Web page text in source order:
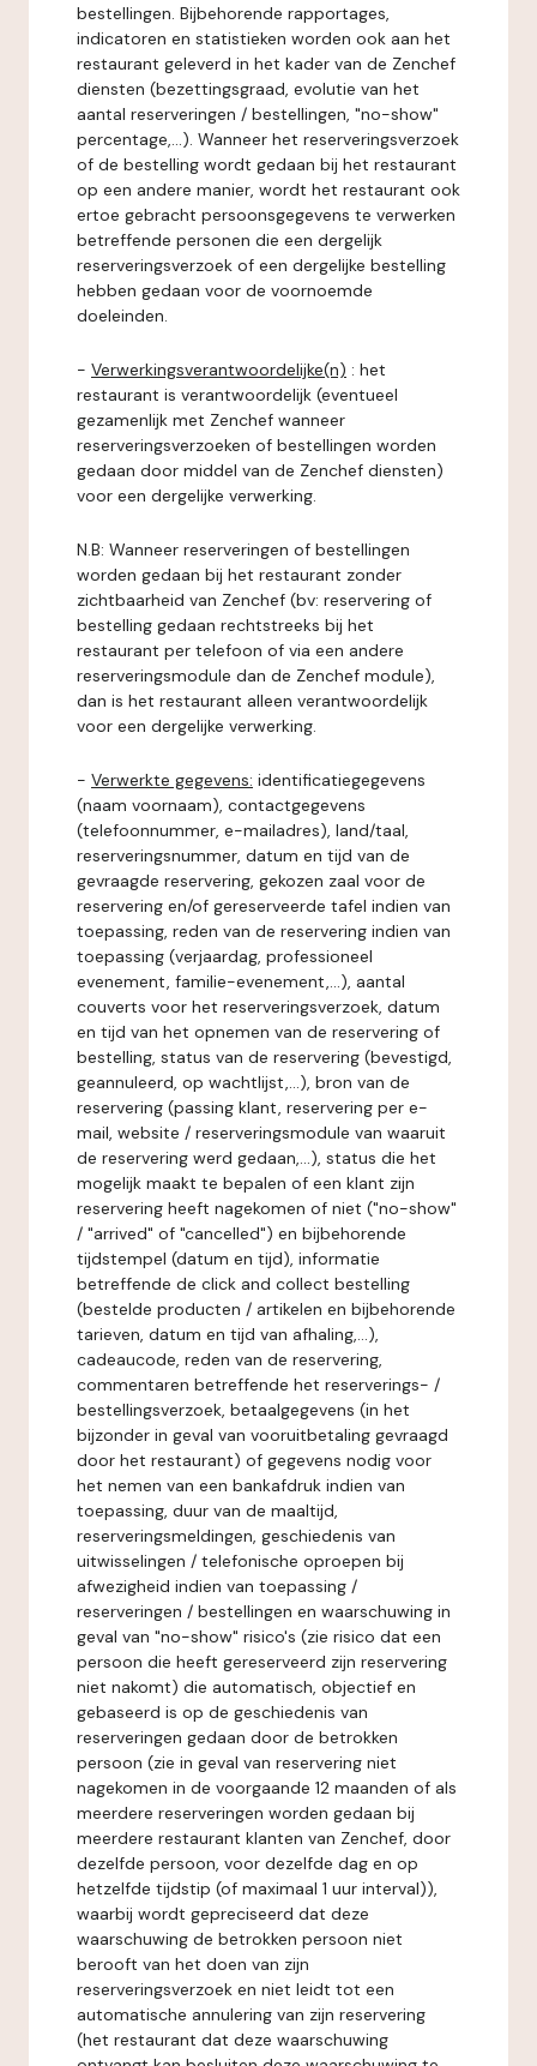
bestellingen. Bijbehorende rapportages,
indicatoren en statistieken worden ook aan het
restaurant geleverd in het kader van de Zenchef
diensten (bezettingsgraad, evolutie van het
aantal reserveringen / bestellingen, "no-show"
percentage,...). Wanneer het reserveringsverzoek
of de bestelling wordt gedaan bij het restaurant
op een andere manier, wordt het restaurant ook
ertoe gebracht persoonsgegevens te verwerken
betreffende personen die een dergelijk
reserveringsverzoek of een dergelijke bestelling
hebben gedaan voor de voornoemde
doeleinden.
- Verwerkingsverantwoordelijke(n) : het
restaurant is verantwoordelijk (eventueel
gezamenlijk met Zenchef wanneer
reserveringsverzoeken of bestellingen worden
gedaan door middel van de Zenchef diensten)
voor een dergelijke verwerking.
N.B: Wanneer reserveringen of bestellingen
worden gedaan bij het restaurant zonder
zichtbaarheid van Zenchef (bv: reservering of
bestelling gedaan rechtstreeks bij het
restaurant per telefoon of via een andere
reserveringsmodule dan de Zenchef module),
dan is het restaurant alleen verantwoordelijk
voor een dergelijke verwerking.
- Verwerkte gegevens: identificatiegegevens
(naam voornaam), contactgegevens
(telefoonnummer, e-mailadres), land/taal,
reserveringsnummer, datum en tijd van de
gevraagde reservering, gekozen zaal voor de
reservering en/of gereserveerde tafel indien van
toepassing, reden van de reservering indien van
toepassing (verjaardag, professioneel
evenement, familie-evenement,...), aantal
couverts voor het reserveringsverzoek, datum
en tijd van het opnemen van de reservering of
bestelling, status van de reservering (bevestigd,
geannuleerd, op wachtlijst,...), bron van de
reservering (passing klant, reservering per e-
mail, website / reserveringsmodule van waaruit
de reservering werd gedaan,...), status die het
mogelijk maakt te bepalen of een klant zijn
reservering heeft nagekomen of niet ("no-show"
/ "arrived" of "cancelled") en bijbehorende
tijdstempel (datum en tijd), informatie
betreffende de click and collect bestelling
(bestelde producten / artikelen en bijbehorende
tarieven, datum en tijd van afhaling,...),
cadeaucode, reden van de reservering,
commentaren betreffende het reserverings- /
bestellingsverzoek, betaalgegevens (in het
bijzonder in geval van vooruitbetaling gevraagd
door het restaurant) of gegevens nodig voor
het nemen van een bankafdruk indien van
toepassing, duur van de maaltijd,
reserveringsmeldingen, geschiedenis van
uitwisselingen / telefonische oproepen bij
afwezigheid indien van toepassing /
reserveringen / bestellingen en waarschuwing in
geval van "no-show" risico's (zie risico dat een
persoon die heeft gereserveerd zijn reservering
niet nakomt) die automatisch, objectief en
gebaseerd is op de geschiedenis van
reserveringen gedaan door de betrokken
persoon (zie in geval van reservering niet
nagekomen in de voorgaande 12 maanden of als
meerdere reserveringen worden gedaan bij
meerdere restaurant klanten van Zenchef, door
dezelfde persoon, voor dezelfde dag en op
hetzelfde tijdstip (of maximaal 1 uur interval)),
waarbij wordt gepreciseerd dat deze
waarschuwing de betrokken persoon niet
berooft van het doen van zijn
reserveringsverzoek en niet leidt tot een
automatische annulering van zijn reservering
(het restaurant dat deze waarschuwing